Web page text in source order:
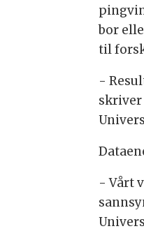
bor
til
-
skriver
- Vårt